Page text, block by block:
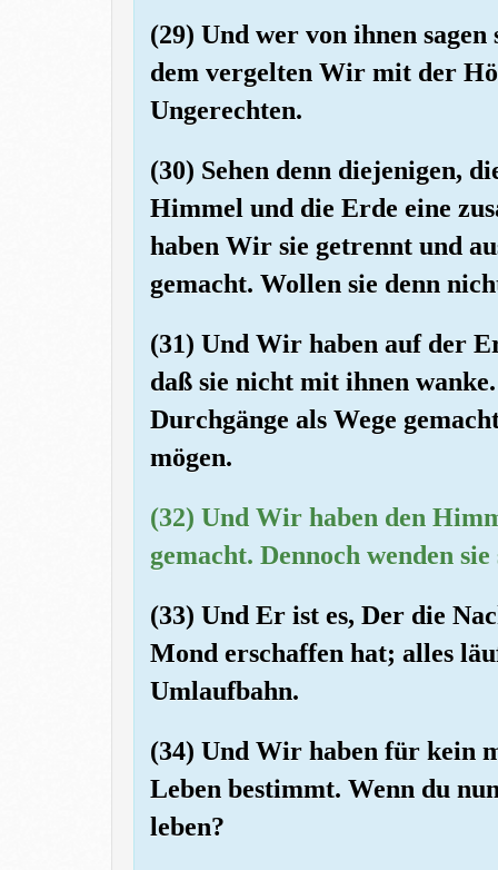
(29) Und wer von ihnen
dem vergelten Wir mit der
Ungerechten.
(30) Sehen denn diejenigen,
Himmel und die Erde eine
haben Wir sie getrennt und
gemacht. Wollen sie denn
(31) Und Wir haben auf der
daß sie nicht mit ihnen
Durchgänge als Wege
mögen.
(32) Und Wir haben den
gemacht. Dennoch wenden
(33) Und Er ist es, Der die
Mond erschaffen hat; alles
Umlaufbahn.
(34) Und Wir haben für kein
Leben bestimmt. Wenn du
leben?